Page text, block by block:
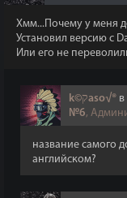
Хмм...Почему у меня
Установил версию с
Или его не
k©קaso√® в
№6,
название самого
английском?